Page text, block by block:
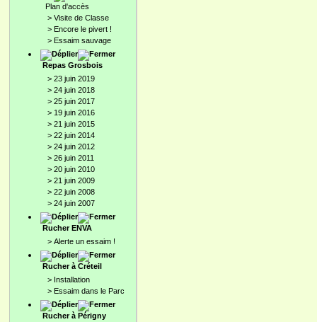
Plan d'accès
> Visite de Classe
> Encore le pivert !
> Essaim sauvage
Repas Grosbois
> 23 juin 2019
> 24 juin 2018
> 25 juin 2017
> 19 juin 2016
> 21 juin 2015
> 22 juin 2014
> 24 juin 2012
> 26 juin 2011
> 20 juin 2010
> 21 juin 2009
> 22 juin 2008
> 24 juin 2007
Rucher ENVA
> Alerte un essaim !
Rucher à Créteil
> Installation
> Essaim dans le Parc
Rucher à Périgny